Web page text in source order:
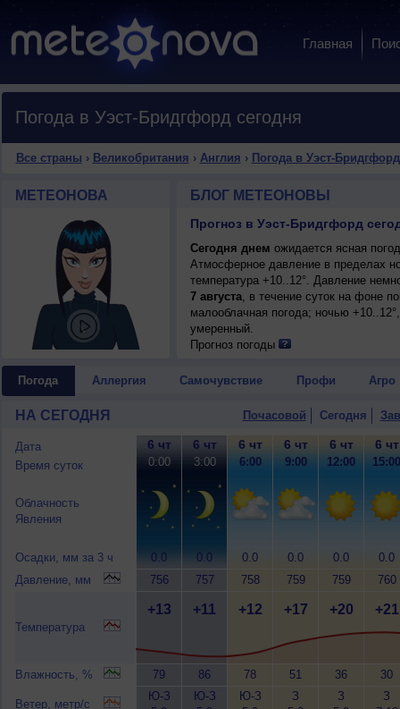
Главная
Погода в Уэст-Бридгфорд сегодня
Все страны › Великобритания › Англия › Погода в Уэст-Бридгфорд
МЕТЕОНОВА БЛОГ МЕТЕОНОВЫ
Прогноз в Уэст-Бридгфорд
Сегодня днем ожидается ясная
Атмосферное давление в пределах
температура +10..12°. Давление
7 августа, в течение суток на фоне
малооблачная погода; ночью
умеренный.
Прогноз погоды
Погода Аллергия Самочувствие Профи Агро
НА СЕГОДНЯ Почасовой Сегодня
Дата
Время суток
Облачность
Явления
Осадки, мм за 3 ч
Давление, мм
Температура
Влажность, %
Ветер, метр/с
6 чт
0:00
0.0
756
+13
79
Ю-З
6 чт
3:00
0.0
757
+11
86
Ю-З
6 чт
6:00
0.0
758
+12
78
Ю-З
6 чт
9:00
0.0
759
+17
51
З
6 чт
12:00
0.0
759
+20
36
З
6 чт
15:00
0.0
760
+21
30
З